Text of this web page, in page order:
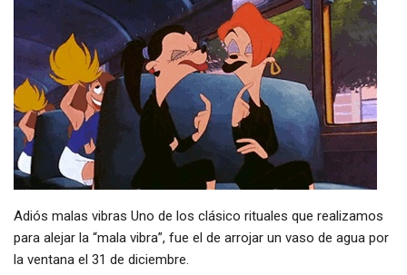
Adiós malas vibras Uno de los clásico rituales que realizamos
para alejar la “mala vibra”, fue el de arrojar un vaso de agua por
la ventana el 31 de diciembre.